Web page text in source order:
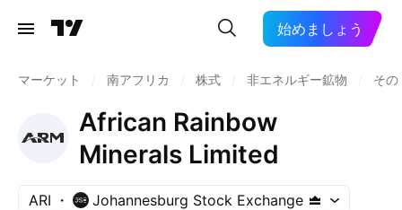
始めましょう
マーケット 南アフリカ 株式 非エネルギー鉱物 その
African Rainbow
Minerals Limited
ARI Johannesburg Stock Exchange